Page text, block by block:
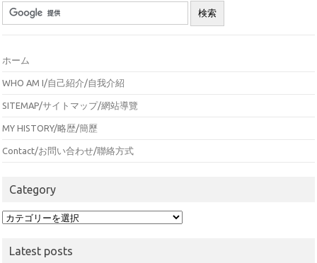
ホーム
WHO AM I/自己紹介/自我介紹
SITEMAP/サイトマップ/網站導覽
MY HISTORY/略歴/簡歷
Contact/お問い合わせ/聯絡方式
Category
Category
Latest posts